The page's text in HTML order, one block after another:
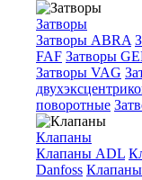
Затворы
Затворы ABRA
FAF Затворы
Затворы VAG
поворотные
Клапаны
Клапаны ADL
Danfoss